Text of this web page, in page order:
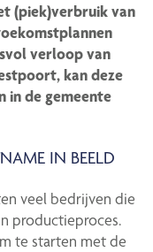
(piek)verbruik van
verloop van
kan deze
in de gemeente
IN BEELD
veel bedrijven die
productieproces.
te starten met de